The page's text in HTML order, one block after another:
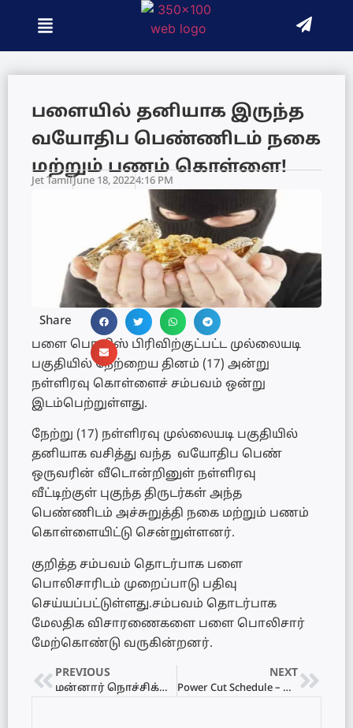
பளையில்‌ தனியாக இருந்த
வயோதிப பெண்ணிடம் நகை
மற்றும் பணம்‌ கொள்ளை!
Jet TamilJune 18, 20224:16 PM
Share
பளை பொலிஸ் பிரிவிற்குட்பட்ட முல்லையடி
பகுதியில் நேற்றைய தினம் (17) அன்று
நள்ளிரவு கொள்ளைச் சம்பவம் ஒன்று
இடம்பெற்றுள்ளது.
நேற்று (17) நள்ளிரவு முல்லையடி பகுதியில்
தனியாக வசித்து வந்த வயோதிப பெண்
ஒருவரின் வீடொன்றினுள்‌ நள்ளிரவு
வீட்டிற்குள் புகுந்த திருடர்கள் அந்த
பெண்ணிடம் அச்சுறுத்தி நகை மற்றும் பணம்‌
கொள்ளையிட்டு‌ சென்றுள்ளனர்.
குறித்த சம்பவம் தொடர்பாக பளை
பொலிசாரிடம் முறைப்பாடு பதிவு‌
செய்யப்பட்டுள்ளது.சம்பவம் தொடர்பாக
மேலதிக விசாரணைகளை பளை பொலிசார்
மேற்கொண்டு வருகின்றனர்.
PREVIOUS
மன்னார் நொச்சிக்குள இரட்டைக் கொலை சம்பவம் தொடர்பில் சரணடைந்த 5 சந்தேக நபர்களையும் விளக்கமறியலில் வைக்க உத்தரவு.
NEXT
Power Cut Schedule – மின்வெட்டு அட்டவணை 20.06.2022